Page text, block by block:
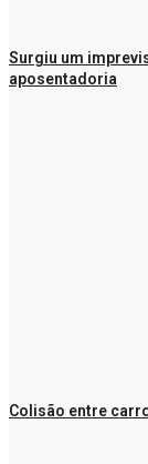
Surgiu um
aposentadoria
Colisão entre